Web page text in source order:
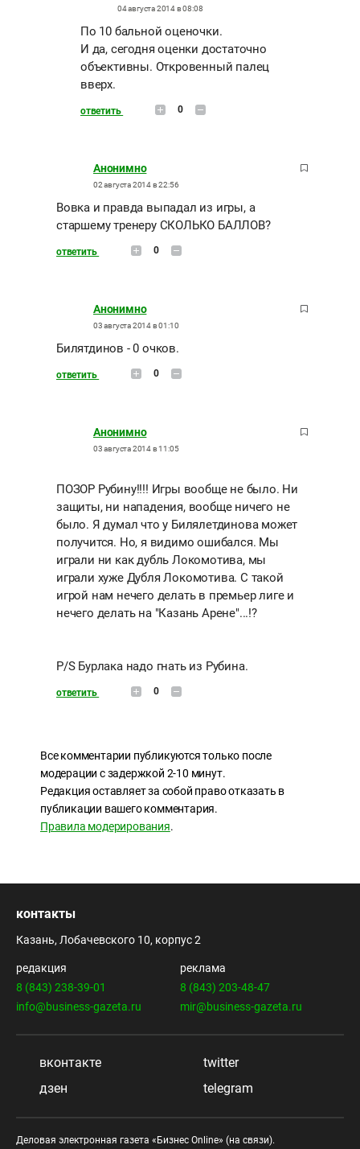
04 августа 2014 в 08:08
По 10 бальной оценочки.
И да, сегодня оценки достаточно
объективны. Откровенный палец
вверх.
ответить 0
Анонимно
02 августа 2014 в 22:56
Вовка и правда выпадал из игры, а
старшему тренеру СКОЛЬКО БАЛЛОВ?
ответить 0
Анонимно
03 августа 2014 в 01:10
Билятдинов - 0 очков.
ответить 0
Анонимно
03 августа 2014 в 11:05
ПОЗОР Рубину!!!! Игры вообще не было. Ни
защиты, ни нападения, вообще ничего не
было. Я думал что у Билялетдинова может
получится. Но, я видимо ошибался. Мы
играли ни как дубль Локомотива, мы
играли хуже Дубля Локомотива. С такой
игрой нам нечего делать в премьер лиге и
нечего делать на "Казань Арене"...!?
P/S Бурлака надо гнать из Рубина.
ответить 0
Все комментарии публикуются только после
модерации с задержкой 2-10 минут.
Редакция оставляет за собой право отказать в
публикации вашего комментария.
Правила модерирования.
контакты
Казань, Лобачевского 10, корпус 2
редакция
8 (843) 238-39-01
info@business-gazeta.ru
реклама
8 (843) 203-48-47
mir@business-gazeta.ru
вконтакте
twitter
дзен
telegram
Деловая электронная газета «Бизнес Online» (на связи).